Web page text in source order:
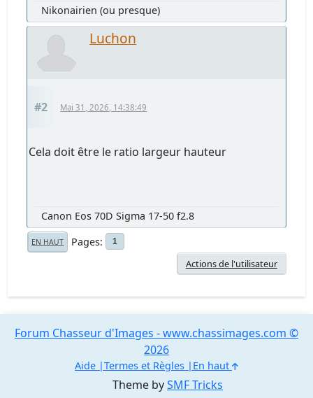
Nikonairien (ou presque)
Luchon
#2 Mai 31, 2026, 14:38:49
Cela doit être le ratio largeur hauteur
Canon Eos 70D Sigma 17-50 f2.8
EN HAUT Pages 1
Actions de l'utilisateur
Theme bySMF Tricks
Forum Chasseur d'Images - www.chassimages.com ©
2026
Aide Termes et Règles En haut